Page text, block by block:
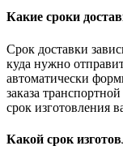
Какие сроки
Срок доставки
куда нужно
автоматически
заказа
срок изготовления
Какой срок